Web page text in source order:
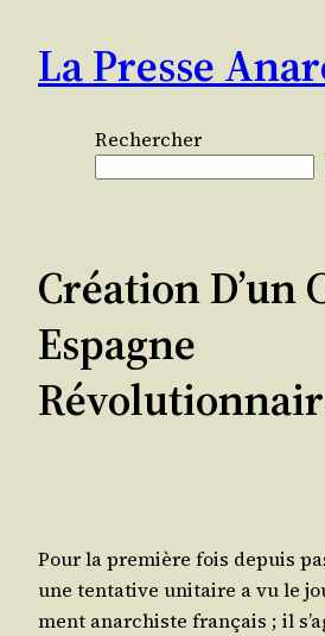
contenu
La Presse
Rechercher
Création D’un
Espagne
Pour la pre­mière fois depuis
une ten­ta­tive uni­taire a vu le
ment anar­chiste fran­çais ; il